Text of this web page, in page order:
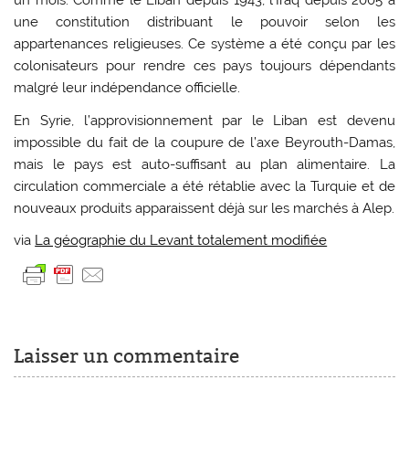
une constitution distribuant le pouvoir selon les
appartenances religieuses. Ce système a été conçu par les
colonisateurs pour rendre ces pays toujours dépendants
malgré leur indépendance officielle.
En Syrie, l’approvisionnement par le Liban est devenu
impossible du fait de la coupure de l’axe Beyrouth-Damas,
mais le pays est auto-suffisant au plan alimentaire. La
circulation commerciale a été rétablie avec la Turquie et de
nouveaux produits apparaissent déjà sur les marchés à Alep.
via La géographie du Levant totalement modifiée
Laisser un commentaire